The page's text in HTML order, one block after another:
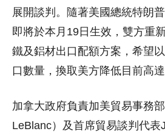
展開談判。隨著美國總統特朗
即將於本月19日生效，雙方重
鐵及鋁材出口配額方案，希望
口數量，換取美方降低目前高
加拿大政府負責加美貿易事務
LeBlanc）及首席貿易談判代表